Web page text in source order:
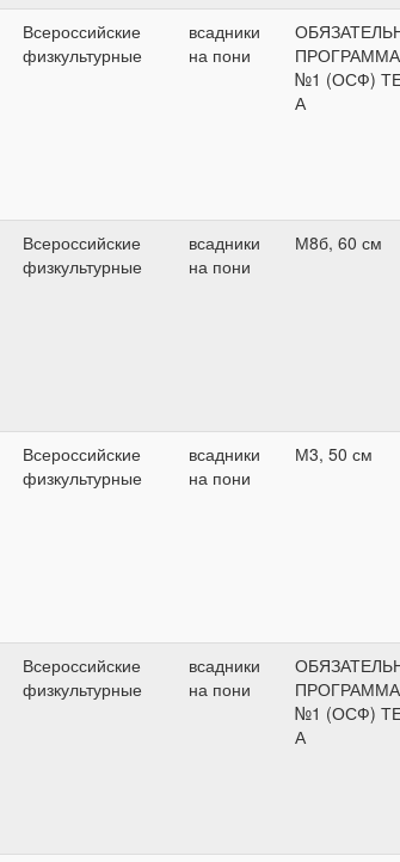
Всероссийские
физкультурные
всадники
на пони
ПРОГРАММА
№1 (ОСФ)
А
Всероссийские
физкультурные
всадники
на пони
М8б, 60 см
Всероссийские
физкультурные
всадники
на пони
М3, 50 см
Всероссийские
физкультурные
всадники
на пони
ПРОГРАММА
№1 (ОСФ)
А